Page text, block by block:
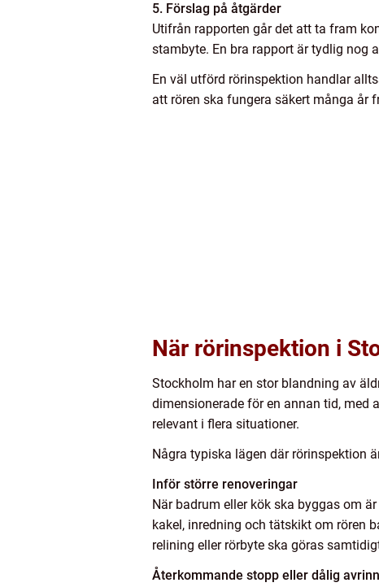
5. Förslag på åtgärder
Utifrån rapporten går det att ta fram
stambyte. En bra rapport är tydlig nog
En väl utförd rörinspektion handlar
att rören ska fungera säkert många år
När rörinspektion i
Stockholm har en stor blandning av
dimensionerade för en annan tid, med
relevant i flera situationer.
Några typiska lägen där rörinspektion
Inför större renoveringar
När badrum eller kök ska byggas om
kakel, inredning och tätskikt om rören
relining eller rörbyte ska göras
Återkommande stopp eller dålig